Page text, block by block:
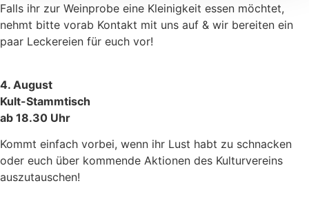
Falls ihr zur Weinprobe eine Kleinigkeit essen möchtet,
nehmt bitte vorab Kontakt mit uns auf & wir bereiten ein
paar Leckereien für euch vor!
4. August
Kult-Stammtisch
ab 18.30 Uhr
Kommt einfach vorbei, wenn ihr Lust habt zu schnacken
oder euch über kommende Aktionen des Kulturvereins
auszutauschen!